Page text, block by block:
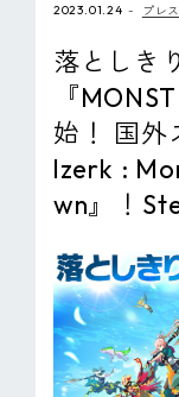
IR情報
採用情報
ピンマーク
2023.01.24 プレ
落としき
『
始！ 国外
lzerk :
wn』！